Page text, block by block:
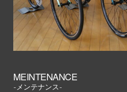
MEINTENANCE
-メンテナンス-